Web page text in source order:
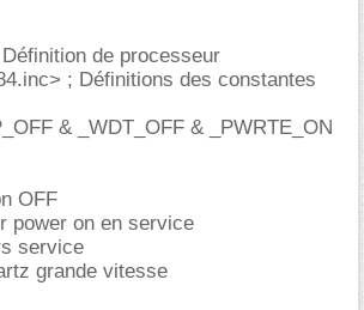
de processeur
; Définitions des constantes
& _WDT_OFF & _PWRTE_ON
OFF
power on en service
service
grande vitesse